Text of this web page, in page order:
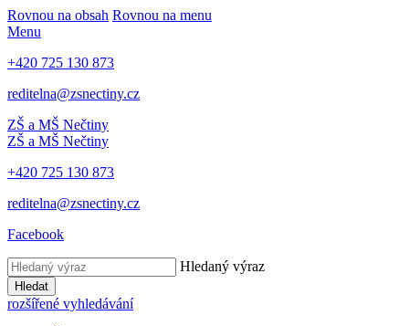
Rovnou na obsah Rovnou na menu
Menu
+420 725 130 873
reditelna@zsnectiny.cz
ZŠ a MŠ Nečtiny
ZŠ a MŠ Nečtiny
+420 725 130 873
reditelna@zsnectiny.cz
Facebook
Hledaný výraz
Hledat
rozšířené vyhledávání